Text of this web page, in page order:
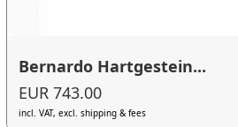
Bernardo Hartgestein...
EUR 743.00
incl. VAT, excl. shipping & fees